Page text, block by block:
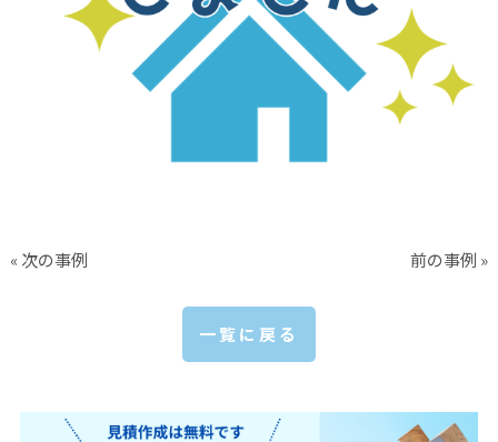
« 次の事例 前の事例 »
一覧に戻る